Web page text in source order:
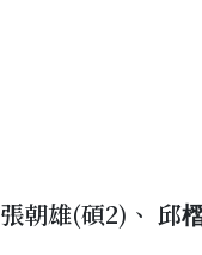
朝雄(碩2)、 邱